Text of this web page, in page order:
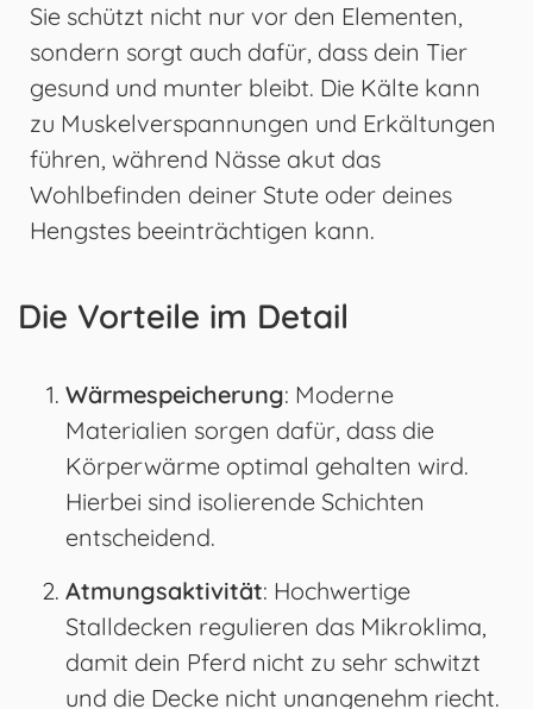
Sie schützt nicht nur vor den Elementen,
sondern sorgt auch dafür, dass dein Tier
gesund und munter bleibt. Die Kälte kann
zu Muskelverspannungen und Erkältungen
führen, während Nässe akut das
Wohlbefinden deiner Stute oder deines
Hengstes beeinträchtigen kann.
Die Vorteile im Detail
Wärmespeicherung: Moderne
Materialien sorgen dafür, dass die
Körperwärme optimal gehalten wird.
Hierbei sind isolierende Schichten
entscheidend.
Atmungsaktivität: Hochwertige
Stalldecken regulieren das Mikroklima,
damit dein Pferd nicht zu sehr schwitzt
und die Decke nicht unangenehm riecht.